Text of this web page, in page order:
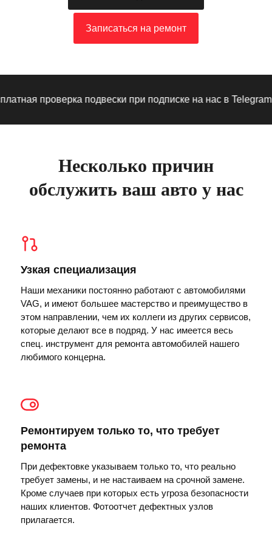
Записаться на ремонт
проверка подвески при подписке на нас в Telegram·
Несколько причин
обслужить ваш авто у нас
Узкая специализация
Наши механики постоянно работают с автомобилями
VAG, и имеют большее мастерство и преимущество в
этом направлении, чем их коллеги из других сервисов,
которые делают все в подряд. У нас имеется весь
спец. инструмент для ремонта автомобилей нашего
любимого концерна.
Ремонтируем только то, что требует
ремонта
При дефектовке указываем только то, что реально
требует замены, и не настаиваем на срочной замене.
Кроме случаев при которых есть угроза безопасности
наших клиентов. Фотоотчет дефектных узлов
прилагается.